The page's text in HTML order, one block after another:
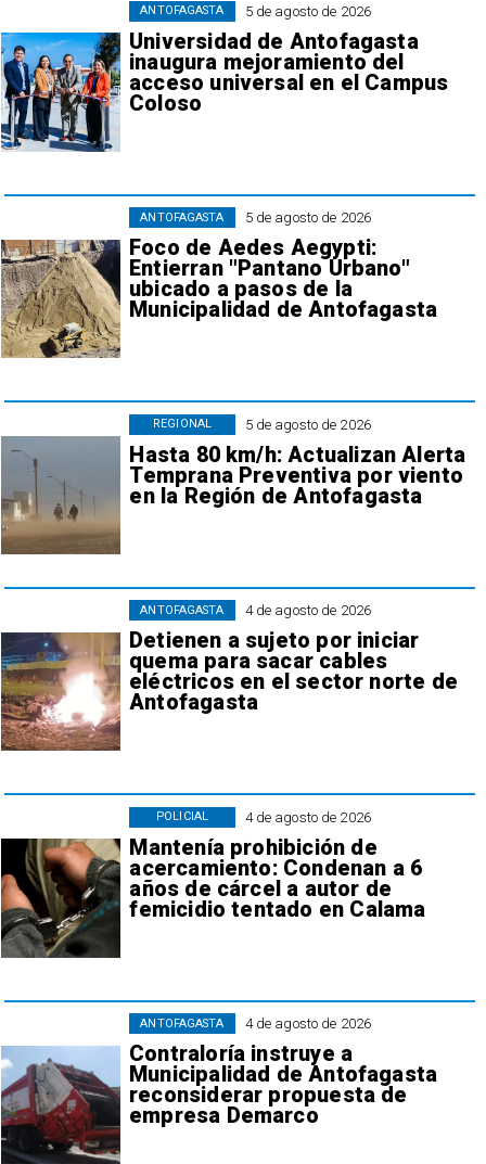
5 de agosto de 2026
Universidad de Antofagasta
inaugura mejoramiento del
acceso universal en el Campus
Coloso
ANTOFAGASTA
5 de agosto de 2026
Foco de Aedes Aegypti:
Entierran "Pantano Urbano"
ubicado a pasos de la
Municipalidad de Antofagasta
ANTOFAGASTA
5 de agosto de 2026
Hasta 80 km/h: Actualizan Alerta
Temprana Preventiva por viento
en la Región de Antofagasta
REGIONAL
4 de agosto de 2026
Detienen a sujeto por iniciar
quema para sacar cables
eléctricos en el sector norte de
Antofagasta
ANTOFAGASTA
4 de agosto de 2026
Mantenía prohibición de
acercamiento: Condenan a 6
años de cárcel a autor de
femicidio tentado en Calama
POLICIAL
4 de agosto de 2026
Contraloría instruye a
Municipalidad de Antofagasta
reconsiderar propuesta de
empresa Demarco
ANTOFAGASTA